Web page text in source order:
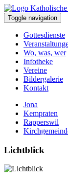
Toggle navigation
Gottesdienste
Wo, was, wer
Infotheke
Vereine
Bildergalerie
Kontakt
Jona
Kempraten
Rapperswil
Lichtblick